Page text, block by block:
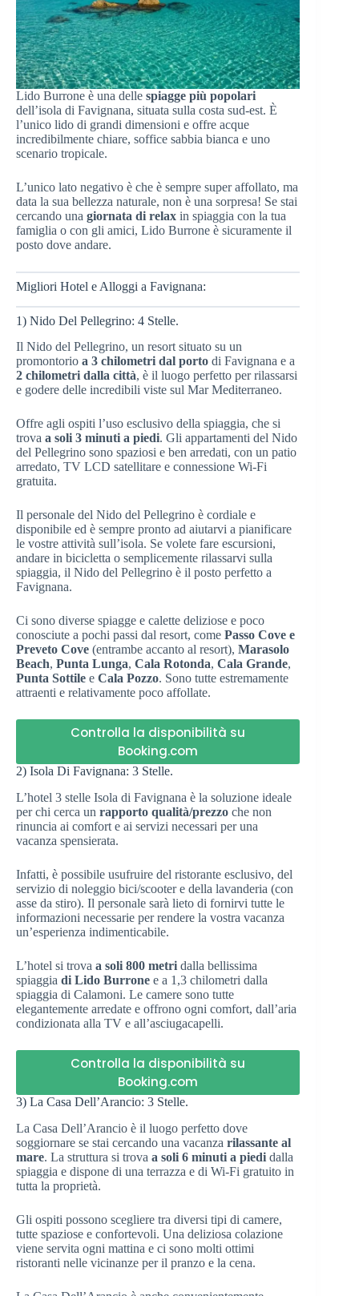
Lido Burrone è una delle spiagge più popolari
dell’isola di Favignana, situata sulla costa sud-est. È
l’unico lido di grandi dimensioni e offre acque
incredibilmente chiare, soffice sabbia bianca e uno
scenario tropicale.
L’unico lato negativo è che è sempre super affollato, ma
data la sua bellezza naturale, non è una sorpresa! Se stai
cercando una giornata di relax in spiaggia con la tua
famiglia o con gli amici, Lido Burrone è sicuramente il
posto dove andare.
Migliori Hotel e Alloggi a Favignana:
1) Nido Del Pellegrino: 4 Stelle.
Il Nido del Pellegrino, un resort situato su un
promontorio a 3 chilometri dal porto di Favignana e a
2 chilometri dalla città, è il luogo perfetto per rilassarsi
e godere delle incredibili viste sul Mar Mediterraneo.
Offre agli ospiti l’uso esclusivo della spiaggia, che si
trova a soli 3 minuti a piedi. Gli appartamenti del Nido
del Pellegrino sono spaziosi e ben arredati, con un patio
arredato, TV LCD satellitare e connessione Wi-Fi
gratuita.
Il personale del Nido del Pellegrino è cordiale e
disponibile ed è sempre pronto ad aiutarvi a pianificare
le vostre attività sull’isola. Se volete fare escursioni,
andare in bicicletta o semplicemente rilassarvi sulla
spiaggia, il Nido del Pellegrino è il posto perfetto a
Favignana.
Ci sono diverse spiagge e calette deliziose e poco
conosciute a pochi passi dal resort, come Passo Cove e
Preveto Cove (entrambe accanto al resort), Marasolo
Beach, Punta Lunga, Cala Rotonda, Cala Grande,
Punta Sottile e Cala Pozzo. Sono tutte estremamente
attraenti e relativamente poco affollate.
Controlla la disponibilità su
Booking.com
2) Isola Di Favignana: 3 Stelle.
L’hotel 3 stelle Isola di Favignana è la soluzione ideale
per chi cerca un rapporto qualità/prezzo che non
rinuncia ai comfort e ai servizi necessari per una
vacanza spensierata.
Infatti, è possibile usufruire del ristorante esclusivo, del
servizio di noleggio bici/scooter e della lavanderia (con
asse da stiro). Il personale sarà lieto di fornirvi tutte le
informazioni necessarie per rendere la vostra vacanza
un’esperienza indimenticabile.
L’hotel si trova a soli 800 metri dalla bellissima
spiaggia di Lido Burrone e a 1,3 chilometri dalla
spiaggia di Calamoni. Le camere sono tutte
elegantemente arredate e offrono ogni comfort, dall’aria
condizionata alla TV e all’asciugacapelli.
Controlla la disponibilità su
Booking.com
3) La Casa Dell’Arancio: 3 Stelle.
La Casa Dell’Arancio è il luogo perfetto dove
soggiornare se stai cercando una vacanza rilassante al
mare. La struttura si trova a soli 6 minuti a piedi dalla
spiaggia e dispone di una terrazza e di Wi-Fi gratuito in
tutta la proprietà.
Gli ospiti possono scegliere tra diversi tipi di camere,
tutte spaziose e confortevoli. Una deliziosa colazione
viene servita ogni mattina e ci sono molti ottimi
ristoranti nelle vicinanze per il pranzo e la cena.